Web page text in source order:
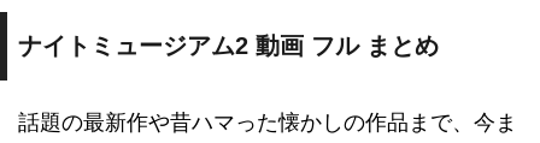
ナイトミュージアム2 動画 フル まとめ
話題の最新作や昔ハマった懐かしの作品まで、今ま